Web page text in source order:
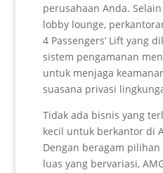
perusahaan Anda.
lobby lounge,
4 Passengers’ Lift yang
sistem pengamanan
untuk menjaga
suasana privasi
Tidak ada bisnis yang
kecil untuk berkantor di
Dengan beragam
luas yang bervariasi,